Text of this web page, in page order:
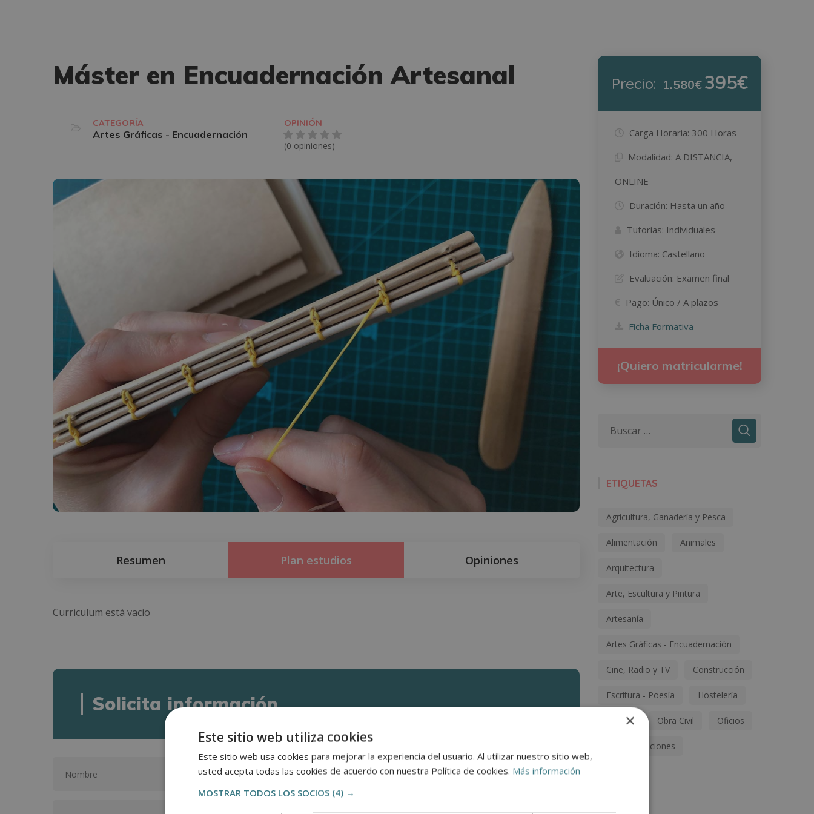
Máster en Encuadernación Artesanal
CATEGORÍA
Artes Gráficas - Encuadernación
OPINIÓN
(0 opiniones)
Resumen Plan estudios Opiniones
Curriculum está vacío
Solicita información
Precio: 1.580€ 395€
Carga Horaria: 300 Horas
Modalidad: A DISTANCIA,
ONLINE
Duración: Hasta un año
Tutorías: Individuales
Idioma: Castellano
Evaluación: Examen final
Pago: Único / A plazos
Ficha Formativa
¡Quiero matricularme!
ETIQUETAS
Agricultura, Ganadería y Pesca
Alimentación Animales
Arquitectura
Arte, Escultura y Pintura
Artesanía
Artes Gráficas - Encuadernación
Cine, Radio y TV Construcción
Escritura - Poesía Hostelería
Música Obra Civil Oficios
Otras titulaciones
×
Este sitio web utiliza cookies
Este sitio web usa cookies para mejorar la experiencia del usuario. Al utilizar nuestro sitio web,
usted acepta todas las cookies de acuerdo con nuestra Política de cookies. Más información
MOSTRAR TODOS LOS SOCIOS (4) →